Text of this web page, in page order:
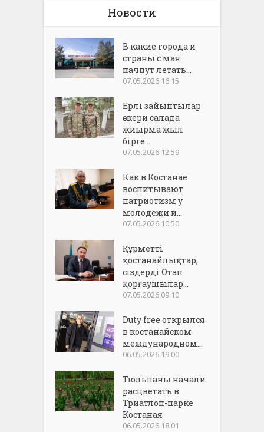
Новости
В какие города и
страны с мая
начнут летать...
07.05.2026 16:15
Ерлі зайыптылар
әскери салада
жиырма жыл
бірге...
07.05.2026 12:59
Как в Костанае
воспитывают
патриотизм у
молодежи и...
07.05.2026 10:50
Құрметті
қостанайлықтар,
сіздерді Отан
қорғаушылар...
07.05.2026 09:10
Duty free открылся
в костанайском
международном...
06.05.2026 19:00
Тюльпаны начали
расцветать в
Триатлон-парке
Костаная
06.05.2026 18:01